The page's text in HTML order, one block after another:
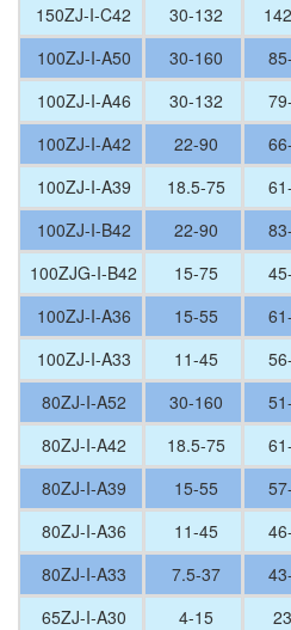
150ZJ-I-C42
30-132
100ZJ-I-A50
30-160
100ZJ-I-A46
30-132
100ZJ-I-A42
22-90
100ZJ-I-A39
18.5-75
100ZJ-I-B42
22-90
100ZJG-I-B42
15-75
100ZJ-I-A36
15-55
100ZJ-I-A33
11-45
80ZJ-I-A52
30-160
80ZJ-I-A42
18.5-75
80ZJ-I-A39
15-55
80ZJ-I-A36
11-45
80ZJ-I-A33
7.5-37
65ZJ-I-A30
4-15